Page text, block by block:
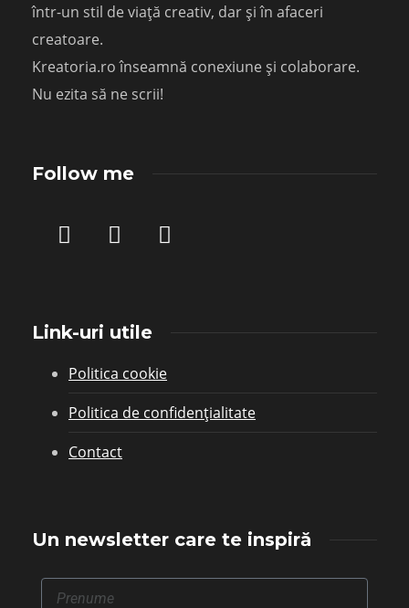
într-un stil de viață creativ, dar și în afaceri
creatoare.
Kreatoria.ro înseamnă conexiune și colaborare.
Nu ezita să ne scrii!
Follow me
Link-uri utile
Politica cookie
Politica de confidențialitate
Contact
Un newsletter care te inspiră